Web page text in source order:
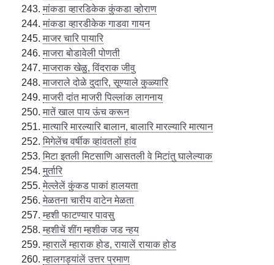
मांकडा व्हारडिकेक कुंकडा व्होराण
मांकडा व्हारडीकेक गाडवा गायन
माजर चारि पायारि
माजरा बोडावेली पोणती
माजराक खेळु, विंदराक जीवु
माजराले दोळे दुदारि, सूण्याले कुळ्यारि
माजरी दांत माजरी पिल्लांक लागनाय
मातें खाल पाय ऊंच करून
मात्यारि मारल्यारि बालान, बालारि मारल्यारि मात्यान
मिगेलेंच वर्षीक व्हांवतलों हांव
मिटा इतली मिटसाणि आसतली वे मिटांतु घालेल्याक
मुर्तारि
मेल्लेलें कुंकड पाकां हालयता
मेळतना चारीय वाटेन मेळता
म्हशी फाटण्यार पावसु
म्हशीचें शींग म्हशीक जड न्हय
म्हारालें म्हाराक होड, रायालें रायाक होड
म्हालगड्यांलें उत्तर प्रमाण